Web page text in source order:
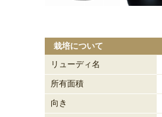
栽培について
リューディ名
所有面積
向き